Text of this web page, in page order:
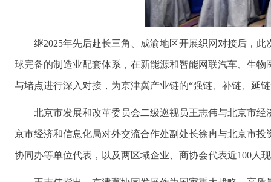
继2025年先后赴长三角、成渝地区开展织网对接后，
球完备的制造业配套体系，在新能源和智能网联汽车、生
与堵点进行深入对接，为京津冀产业链的“强链、补链、延
北京市发展和改革委员会二级巡视员王志伟与北京市
京市经济和信息化局对外交流合作处副处长徐冉与北京市
协同办等单位代表，以及两区域企业、商协会代表近100人